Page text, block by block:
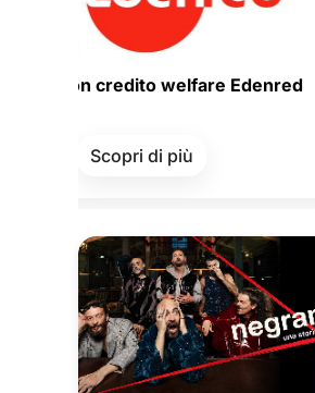
credito welfare Edenred
Scopri di più